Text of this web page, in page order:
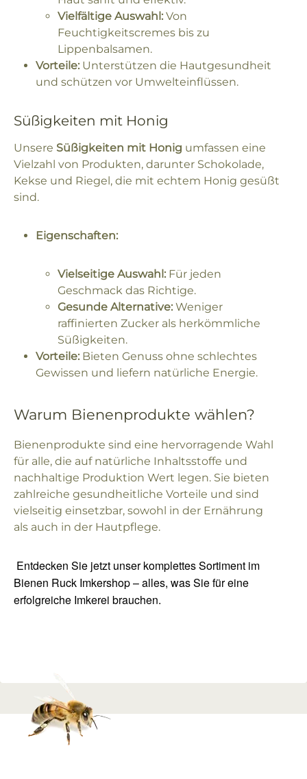
Vielfältige Auswahl: Von
Feuchtigkeitscremes bis zu
Lippenbalsamen.
Vorteile: Unterstützen die Hautgesundheit
und schützen vor Umwelteinflüssen.
Süßigkeiten mit Honig
Unsere Süßigkeiten mit Honig umfassen eine
Vielzahl von Produkten, darunter Schokolade,
Kekse und Riegel, die mit echtem Honig gesüßt
sind.
Eigenschaften:
Vielseitige Auswahl: Für jeden
Geschmack das Richtige.
Gesunde Alternative: Weniger
raffinierten Zucker als herkömmliche
Süßigkeiten.
Vorteile: Bieten Genuss ohne schlechtes
Gewissen und liefern natürliche Energie.
Warum Bienenprodukte wählen?
Bienenprodukte sind eine hervorragende Wahl
für alle, die auf natürliche Inhaltsstoffe und
nachhaltige Produktion Wert legen. Sie bieten
zahlreiche gesundheitliche Vorteile und sind
vielseitig einsetzbar, sowohl in der Ernährung
als auch in der Hautpflege.
Entdecken Sie jetzt unser komplettes Sortiment im
Bienen Ruck Imkershop– alles, was Sie für eine
erfolgreiche Imkerei brauchen.